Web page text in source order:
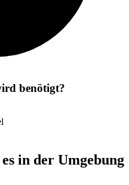
benötigt?
in der Umgebung